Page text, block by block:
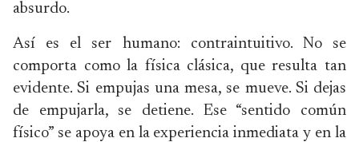
absurdo.
Así es el ser humano: contraintuitivo. No se
comporta como la física clásica, que resulta tan
evidente. Si empujas una mesa, se mueve. Si dejas
de empujarla, se detiene. Ese “sentido común
físico” se apoya en la experiencia inmediata y en la